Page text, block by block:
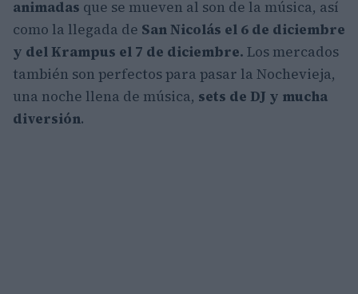
animadas que se mueven al son de la música, así
como la llegada de San Nicolás el 6 de diciembre
y del Krampus el 7 de diciembre. Los mercados
también son perfectos para pasar la Nochevieja,
una noche llena de música, sets de DJ y mucha
diversión.